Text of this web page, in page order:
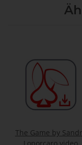
The Game by